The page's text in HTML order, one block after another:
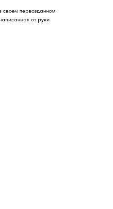
своем первозданном
от руки